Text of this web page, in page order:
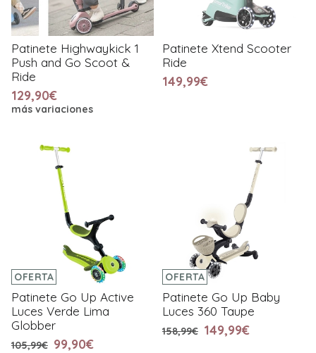
Patinete Highwaykick 1
Push and Go Scoot &
Ride
129,90€
más variaciones
Patinete Xtend Scooter
Ride
149,99€
OFERTA
Patinete Go Up Active
Luces Verde Lima
Globber
105,99€ 99,90€
OFERTA
Patinete Go Up Baby
Luces 360 Taupe
158,99€ 149,99€